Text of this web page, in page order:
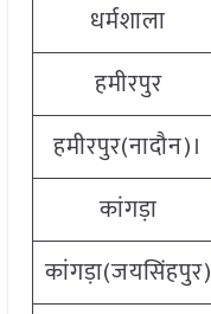
धर्मशाला
हमीरपुर
हमीरपुर(नादौन)।
कांगड़ा
कांगड़ा(जयसिंहपुर)